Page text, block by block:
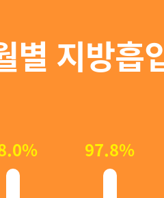
별 지방흡
97.8%